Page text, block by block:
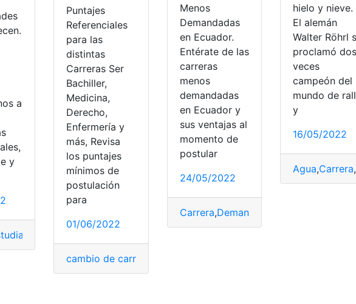
a
y
Puntajes
Referenciales
para las
distintas
Carreras Ser
Bachiller,
Medicina,
Derecho,
Enfermería y
más, Revisa
los puntajes
mínimos de
postulación
para
01/06/2022
cambio de carrera
Menos
Demandadas
en Ecuador.
Entérate de las
carreras
menos
demandadas
en Ecuador y
sus ventajas al
momento de
postular
24/05/2022
Carrera,Demandado
hielo y nieve.
El alemán
Walter Röhrl
proclamó dos
veces
campeón del
mundo de
y
16/05/2022
Agua,Carrera,